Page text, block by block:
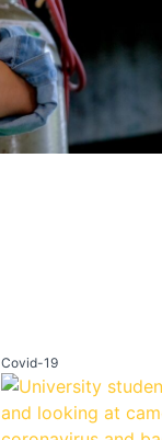
Covid-19